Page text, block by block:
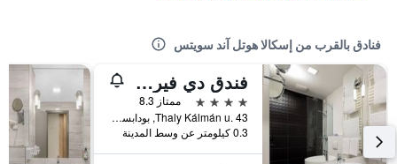
فنادق بالقرب من إسكالا هوتل آند سويتس
فندق دي فيردي إمبريال
4 نجوم
ممتاز 8.3
Thaly Kálmán u. 43, بودابست, هنغاريا
0.3 كيلومتر عن وسط المدينة